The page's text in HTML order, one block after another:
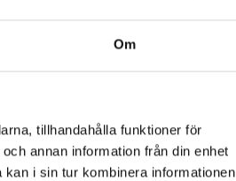
Om
tillhandahålla funktioner för
annan information från din enhet
i sin tur kombinera informationen